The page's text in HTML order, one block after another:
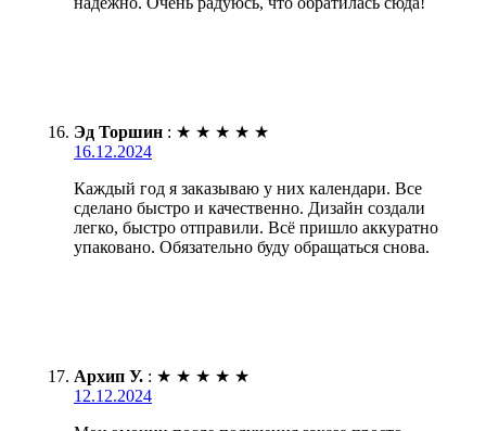
Эд Торшин : ★ ★ ★ ★ ★
16.12.2024
Каждый год я заказываю у них календари. Все
сделано быстро и качественно. Дизайн создали
легко, быстро отправили. Всё пришло аккуратно
упаковано. Обязательно буду обращаться снова.
Архип У. : ★ ★ ★ ★ ★
12.12.2024